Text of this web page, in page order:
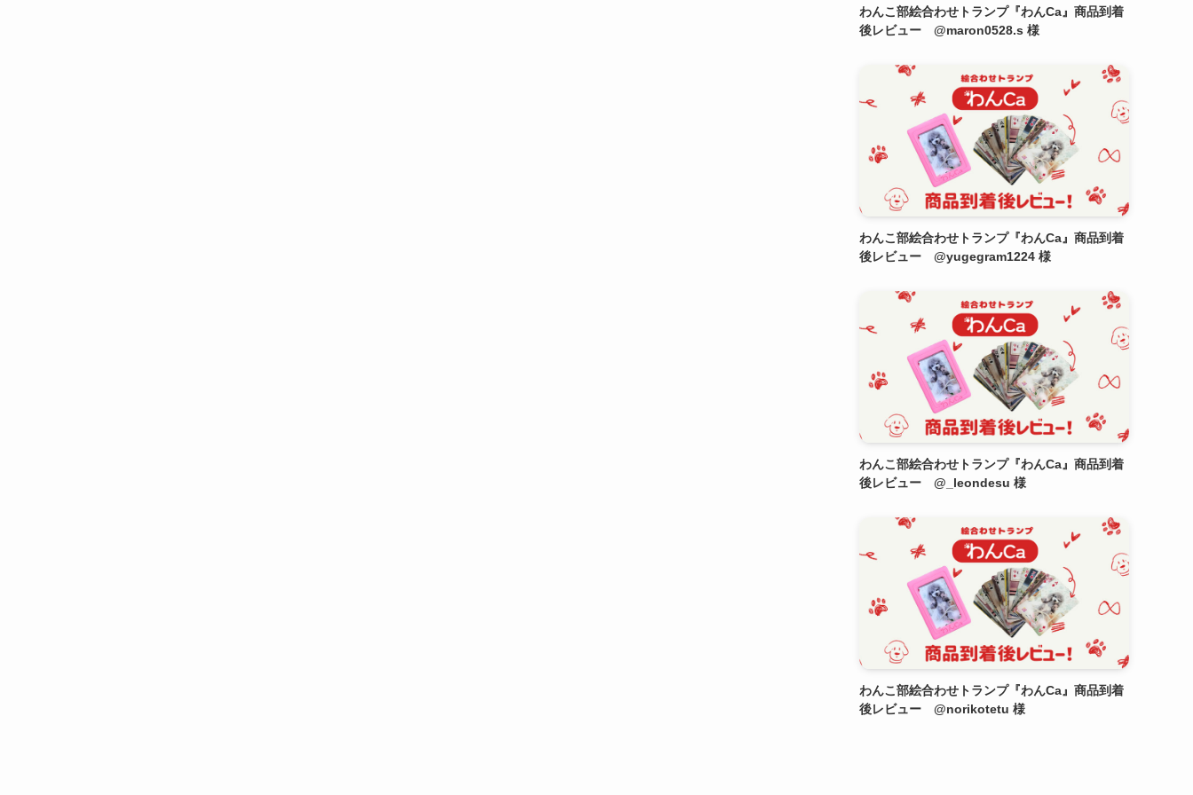
わんこ部絵合わせトランプ『わんCa』商品到着
後レビュー @maron0528.s 様
わんこ部絵合わせトランプ『わんCa』商品到着
後レビュー @yugegram1224 様
わんこ部絵合わせトランプ『わんCa』商品到着
後レビュー @_leondesu 様
わんこ部絵合わせトランプ『わんCa』商品到着
後レビュー @norikotetu 様